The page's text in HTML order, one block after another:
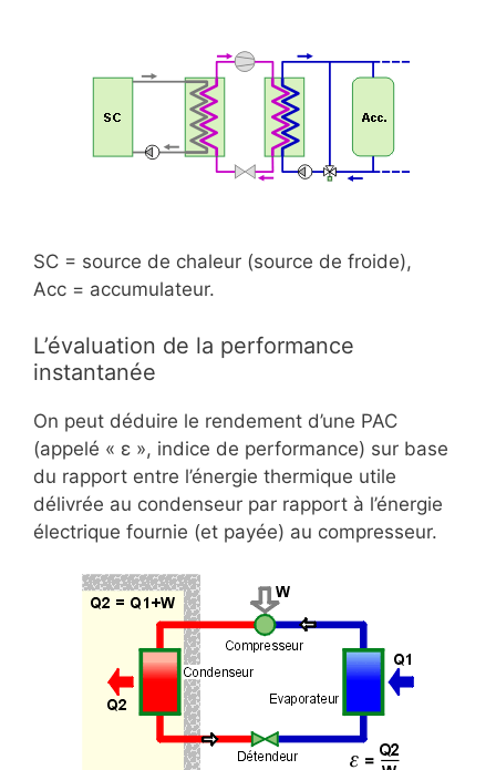
SC = source de chaleur (source de froide),
Acc = accumulateur.
L’évaluation de la performance
instantanée
On peut déduire le rendement d’une PAC
(appelé « ε », indice de performance) sur base
du rapport entre l’énergie thermique utile
délivrée au condenseur par rapport à l’énergie
électrique fournie (et payée) au compresseur.